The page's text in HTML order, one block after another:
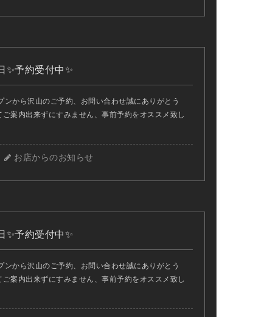
✨予約受付中✨
から沢山のご予約、お問い合わせ誠にありがとう
案内出来ずにすみません、事前予約をオススメ致し
お店からのお知らせ
✨予約受付中✨
から沢山のご予約、お問い合わせ誠にありがとう
案内出来ずにすみません、事前予約をオススメ致し